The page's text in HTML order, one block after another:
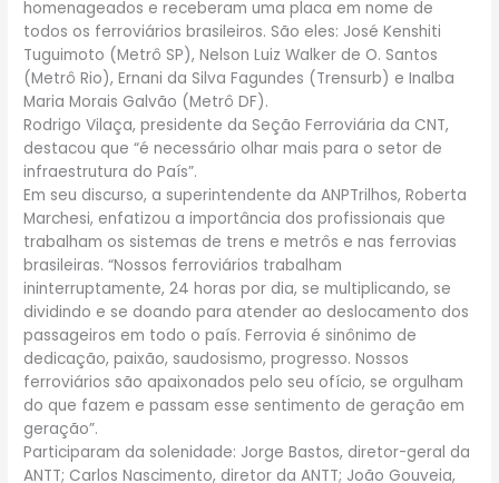
homenageados e receberam uma placa em nome de
todos os ferroviários brasileiros. São eles: José Kenshiti
Tuguimoto (Metrô SP), Nelson Luiz Walker de O. Santos
(Metrô Rio), Ernani da Silva Fagundes (Trensurb) e Inalba
Maria Morais Galvão (Metrô DF).
Rodrigo Vilaça, presidente da Seção Ferroviária da CNT,
destacou que “é necessário olhar mais para o setor de
infraestrutura do País”.
Em seu discurso, a superintendente da ANPTrilhos, Roberta
Marchesi, enfatizou a importância dos profissionais que
trabalham os sistemas de trens e metrôs e nas ferrovias
brasileiras. “Nossos ferroviários trabalham
ininterruptamente, 24 horas por dia, se multiplicando, se
dividindo e se doando para atender ao deslocamento dos
passageiros em todo o país. Ferrovia é sinônimo de
dedicação, paixão, saudosismo, progresso. Nossos
ferroviários são apaixonados pelo seu ofício, se orgulham
do que fazem e passam esse sentimento de geração em
geração”.
Participaram da solenidade: Jorge Bastos, diretor-geral da
ANTT; Carlos Nascimento, diretor da ANTT; João Gouveia,